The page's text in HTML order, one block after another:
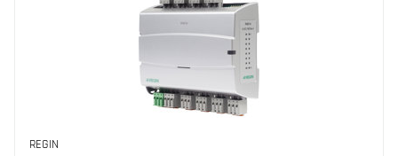
Grado di protezione
REGIN